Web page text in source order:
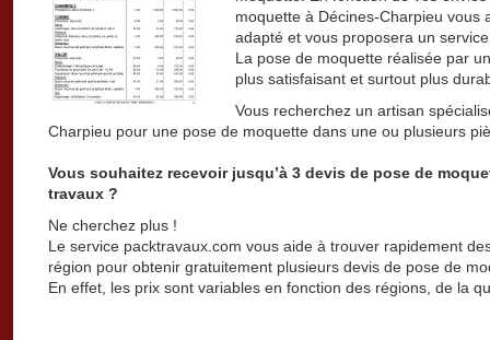
moquette à Décines-Charpieu vous
adapté et vous proposera un
La pose de moquette réalisée par
plus satisfaisant et surtout plus
Vous recherchez un artisan
Charpieu pour une pose de moquette dans une ou plusieurs
Vous souhaitez recevoir jusqu’à 3 devis de pose de
travaux ?
Ne cherchez plus !
Le service packtravaux.com vous aide à trouver rapidement
région pour obtenir gratuitement plusieurs devis de pose de
En effet, les prix sont variables en fonction des régions, de la